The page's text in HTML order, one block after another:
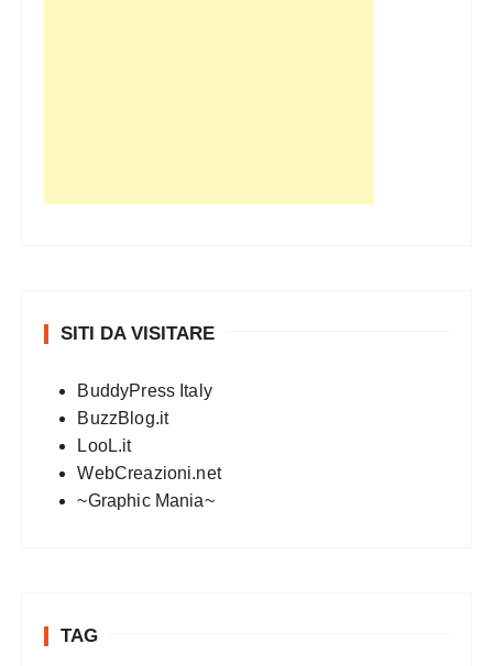
SITI DA VISITARE
BuddyPress Italy
BuzzBlog.it
LooL.it
WebCreazioni.net
~Graphic Mania~
TAG